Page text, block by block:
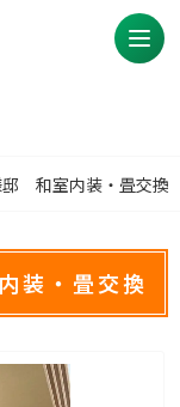
和室内装・畳交換
装・畳交換